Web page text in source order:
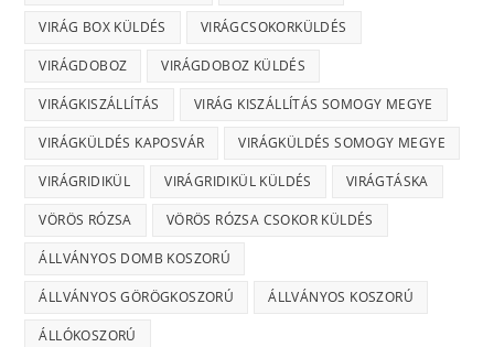
VIRÁG BOX KÜLDÉS VIRÁGCSOKORKÜLDÉS
VIRÁGDOBOZ VIRÁGDOBOZ KÜLDÉS
VIRÁGKISZÁLLÍTÁS VIRÁG KISZÁLLÍTÁS SOMOGY MEGYE
VIRÁGKÜLDÉS KAPOSVÁR VIRÁGKÜLDÉS SOMOGY MEGYE
VIRÁGRIDIKÜL VIRÁGRIDIKÜL KÜLDÉS VIRÁGTÁSKA
VÖRÖS RÓZSA VÖRÖS RÓZSA CSOKOR KÜLDÉS
ÁLLVÁNYOS DOMB KOSZORÚ
ÁLLVÁNYOS GÖRÖGKOSZORÚ ÁLLVÁNYOS KOSZORÚ
ÁLLÓKOSZORÚ